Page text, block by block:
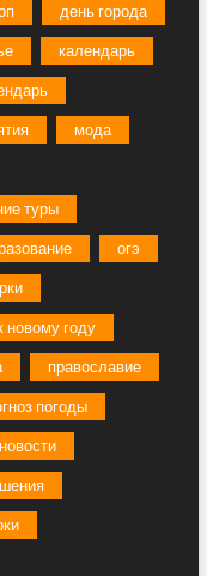
день города
календарь
мода
туры
огэ
новому году
православие
погоды